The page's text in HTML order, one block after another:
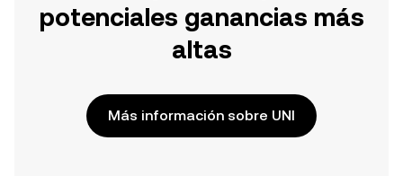
potenciales ganancias más
altas
Más información sobre UNI